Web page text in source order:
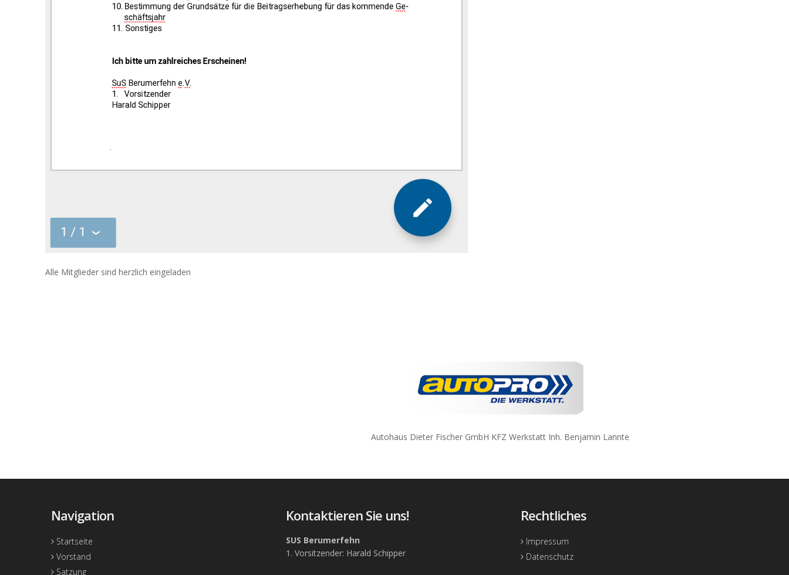
Alle Mitglieder sind herzlich eingeladen
Autohaus Dieter Fischer GmbH KFZ Werkstatt Inh. Benjamin Lannte
Navigation
Startseite
Vorstand
Satzung
Kontaktieren Sie uns!
SUS Berumerfehn
1. Vorsitzender: Harald Schipper
Rechtliches
Impressum
Datenschutz